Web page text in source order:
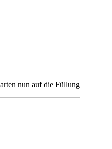
nun auf die Füllung